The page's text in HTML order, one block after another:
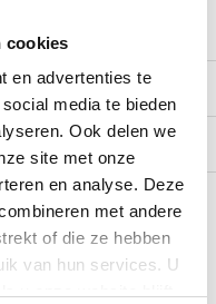
cookies
en advertenties te
media te bieden
Ook delen we
site met onze
en analyse. Deze
met andere
of die ze hebben
van hun services. U